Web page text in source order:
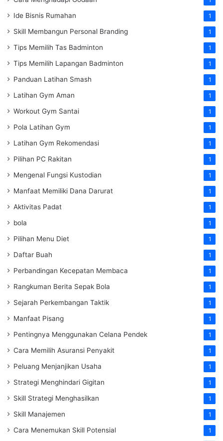
Ide Bisnis Rumahan 1
Skill Membangun Personal Branding 1
Tips Memilih Tas Badminton 1
Tips Memilih Lapangan Badminton 1
Panduan Latihan Smash 1
Latihan Gym Aman 1
Workout Gym Santai 1
Pola Latihan Gym 1
Latihan Gym Rekomendasi 1
Pilihan PC Rakitan 1
Mengenal Fungsi Kustodian 1
Manfaat Memiliki Dana Darurat 1
Aktivitas Padat 1
bola 1
Pilihan Menu Diet 1
Daftar Buah 1
Perbandingan Kecepatan Membaca 1
Rangkuman Berita Sepak Bola 1
Sejarah Perkembangan Taktik 1
Manfaat Pisang 1
Pentingnya Menggunakan Celana Pendek 1
Cara Memilih Asuransi Penyakit 1
Peluang Menjanjikan Usaha 1
Strategi Menghindari Gigitan 1
Skill Strategi Menghasilkan 1
Skill Manajemen 1
Cara Menemukan Skill Potensial 1